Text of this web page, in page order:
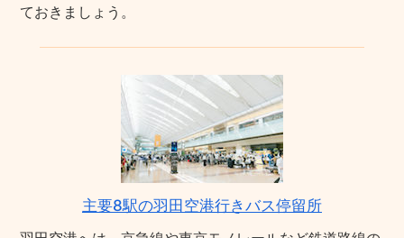
ておきましょう。
主要8駅の羽田空港行きバス停留所